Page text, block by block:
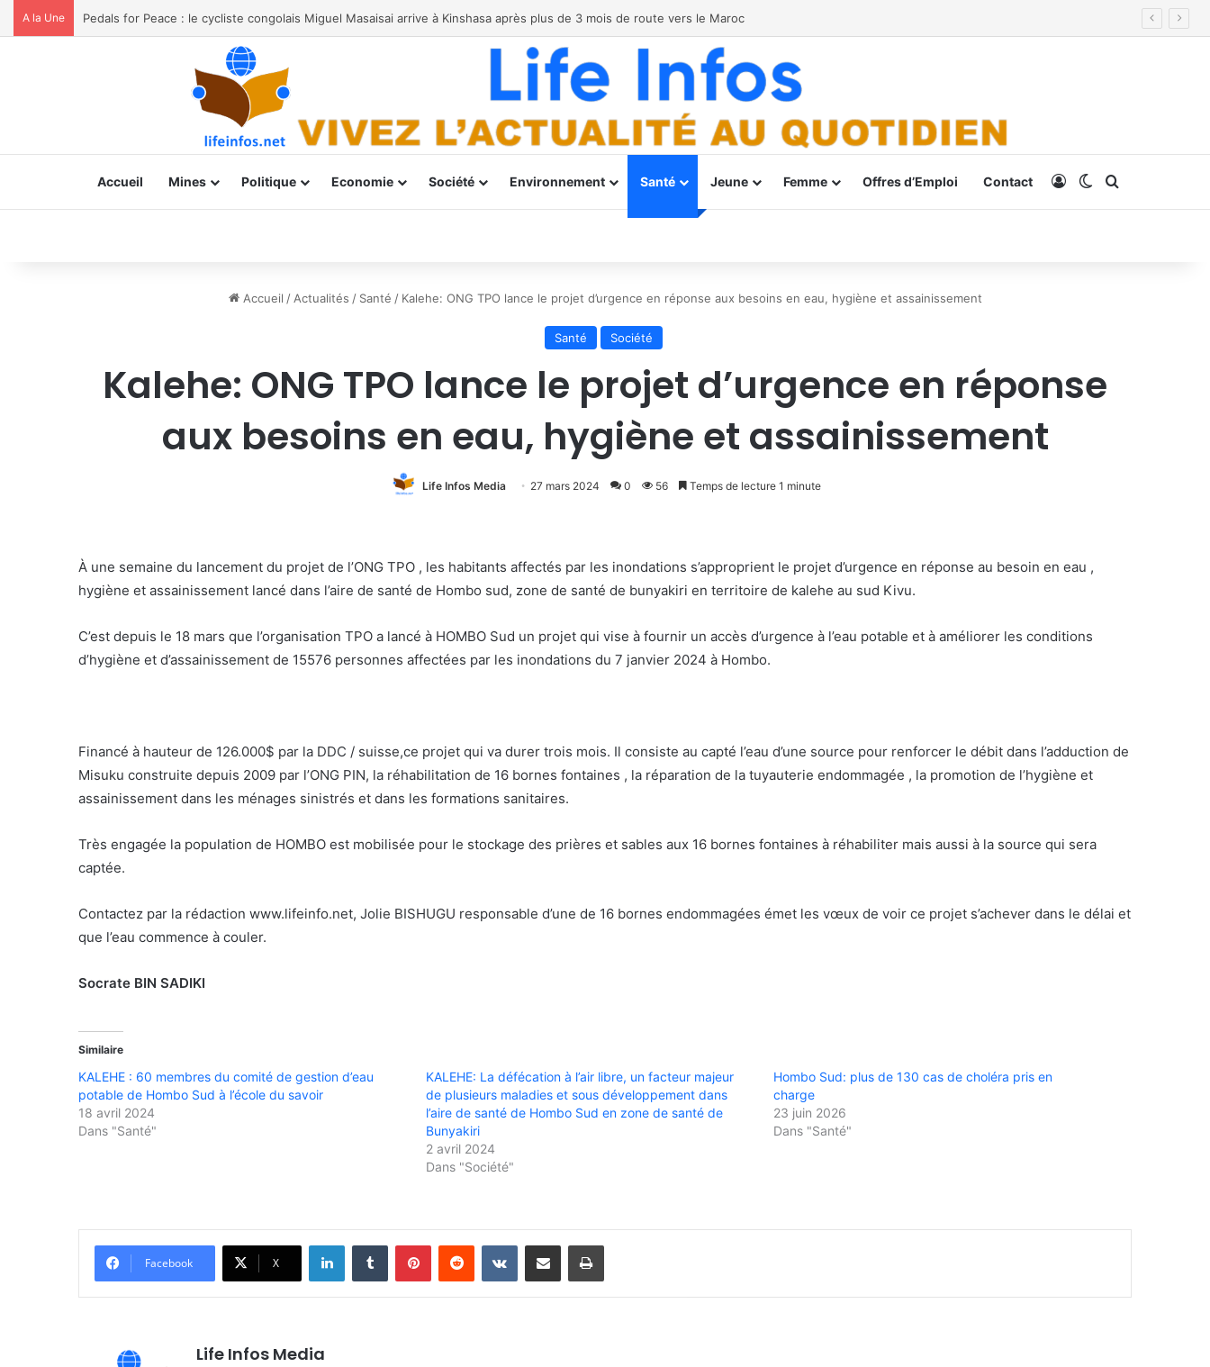
A la Une
Accueil Mines Politique Economie Société Environnement Santé Jeune Femme Offres d’Emploi Contact ConnexionSwitch skin
Accueil / Actualités / Santé / Kalehe: ONG TPO lance le projet d’urgence en réponse aux besoins en eau, hygiène et assainissement
Santé Société
Kalehe: ONG TPO lance le projet d’urgence en réponse
aux besoins en eau, hygiène et assainissement
Life Infos Media 27 mars 2024 0 56 Temps de lecture 1 minute
À une semaine du lancement du projet de l’ONG TPO , les habitants affectés par les inondations s’approprient le projet d’urgence en réponse au besoin en eau ,
hygiène et assainissement lancé dans l’aire de santé de Hombo sud, zone de santé de bunyakiri en territoire de kalehe au sud Kivu.
C’est depuis le 18 mars que l’organisation TPO a lancé à HOMBO Sud un projet qui vise à fournir un accès d’urgence à l’eau potable et à améliorer les conditions
d’hygiène et d’assainissement de 15576 personnes affectées par les inondations du 7 janvier 2024 à Hombo.
Financé à hauteur de 126.000$ par la DDC / suisse,ce projet qui va durer trois mois. Il consiste au capté l’eau d’une source pour renforcer le débit dans l’adduction de
Misuku construite depuis 2009 par l’ONG PIN, la réhabilitation de 16 bornes fontaines , la réparation de la tuyauterie endommagée , la promotion de l’hygiène et
assainissement dans les ménages sinistrés et dans les formations sanitaires.
Très engagée la population de HOMBO est mobilisée pour le stockage des prières et sables aux 16 bornes fontaines à réhabiliter mais aussi à la source qui sera
captée.
Contactez par la rédaction www.lifeinfo.net, Jolie BISHUGU responsable d’une de 16 bornes endommagées émet les vœux de voir ce projet s’achever dans le délai et
que l’eau commence à couler.
Socrate BIN SADIKI
Similaire
KALEHE : 60 membres du comité de gestion d’eau
potable de Hombo Sud à l’école du savoir
18 avril 2024
Dans "Santé"
KALEHE: La défécation à l’air libre, un facteur majeur
de plusieurs maladies et sous développement dans
l’aire de santé de Hombo Sud en zone de santé de
Bunyakiri
2 avril 2024
Dans "Société"
Hombo Sud: plus de 130 cas de choléra pris en
charge
23 juin 2026
Dans "Santé"
Facebook X
Life Infos Media